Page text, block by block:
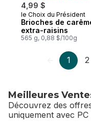
4,99 $
Préparé au Canada
le Choix du Président
Brioches de
extra-raisins
565 g, 0,88 $/100g
1 2
Meilleures
Découvrez des
uniquement avec PC